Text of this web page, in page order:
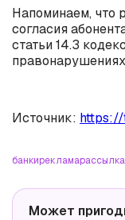
Напоминаем, что
согласия
статьи 14.3
Источник: https://
банкирекламарассылка
Может